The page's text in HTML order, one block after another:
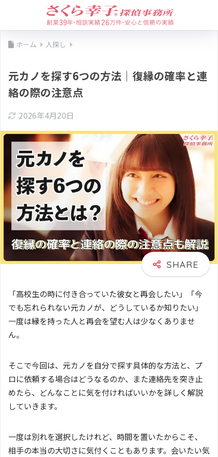
ホーム 人探し
元カノを探す6つの方法｜復縁の確率と連
絡の際の注意点
2026年4月20日
「高校生の時に付き合っていた彼女と再会したい」「今
でも忘れられない元カノが、どうしているか知りたい」
一度は縁を持った人と再会を望む人は少なくありませ
ん。
そこで今回は、元カノを自分で探す具体的な方法と、プ
ロに依頼する場合はどうなるのか、また連絡先を突き止
めたら、どんなことに気を付ければいいかを詳しく解説
していきます。
一度は別れを選択したけれど、時間を置いたからこそ、
相手の本当の大切さに気付くこともあります。会いたい気